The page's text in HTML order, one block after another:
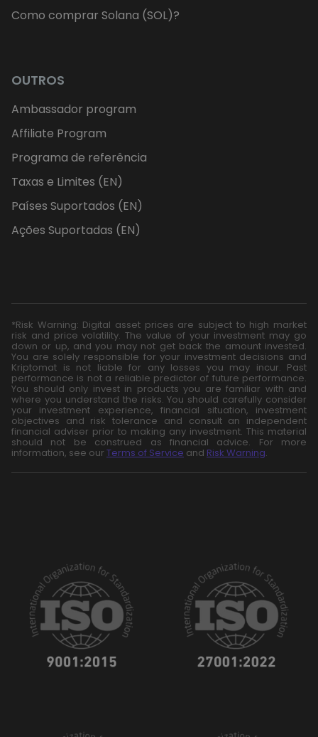
Como comprar Solana (SOL)?
OUTROS
Ambassador program
Affiliate Program
Programa de referência
Taxas e Limites (EN)
Países Suportados (EN)
Ações Suportadas (EN)
*Risk Warning: Digital asset prices are subject to high market
risk and price volatility. The value of your investment may go
down or up, and you may not get back the amount invested.
You are solely responsible for your investment decisions and
Kriptomat is not liable for any losses you may incur. Past
performance is not a reliable predictor of future performance.
You should only invest in products you are familiar with and
where you understand the risks. You should carefully consider
your investment experience, financial situation, investment
objectives and risk tolerance and consult an independent
financial adviser prior to making any investment. This material
should not be construed as financial advice. For more
information, see our Terms of Service and Risk Warning.